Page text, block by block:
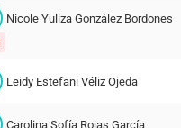
Nicole Yuliza González Bordones
Leidy Estefani Véliz Ojeda
Carolina Sofía Rojas García